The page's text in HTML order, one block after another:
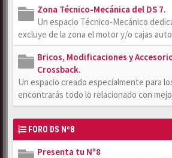
Zona Técnico-Mecánica del DS 7.
Un espacio Técnico-Mecánico
excluye de la zona el motor y/o cajas
Bricos, Modificaciones y
Crossback.
Un espacio creado especialmente para
encontrarás todo lo relacionado con
FORO DS Nº8
Presenta tu Nº8